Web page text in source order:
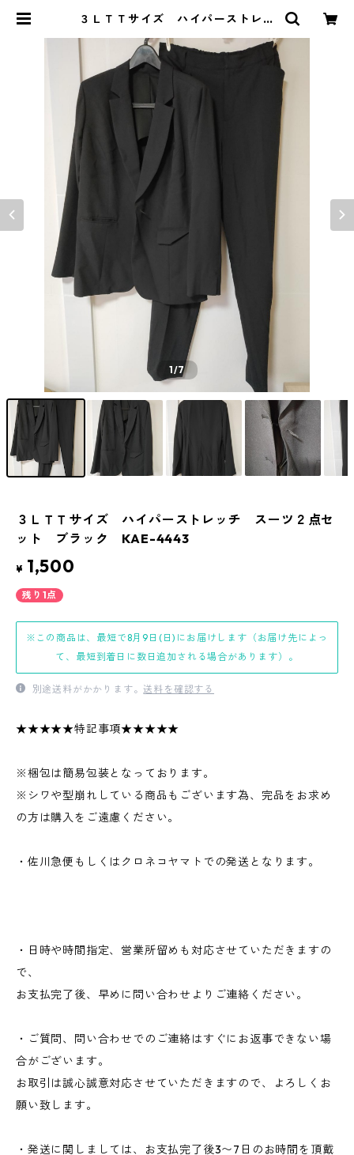
３ＬＴＴサイズ ハイパーストレッ
KAE-4443 | DOLUCK PRODUC
1/7
３ＬＴＴサイズ ハイパーストレッチ スーツ２点セ
ット ブラック KAE-4443
¥ 1,500
残り1点
※この商品は、最短で8月9日(日)にお届けします（お届け先によっ
て、最短到着日に数日追加される場合があります）。
別途送料がかかります。送料を確認する
★★★★★特記事項★★★★★
※梱包は簡易包装となっております。
※シワや型崩れしている商品もございます為、完品をお求め
の方は購入をご遠慮ください。
・佐川急便もしくはクロネコヤマトでの発送となります。
・日時や時間指定、営業所留めも対応させていただきますの
で、
お支払完了後、早めに問い合わせよりご連絡ください。
・ご質問、問い合わせでのご連絡はすぐにお返事できない場
合がございます。
お取引は誠心誠意対応させていただきますので、よろしくお
願い致します。
・発送に関しましては、お支払完了後3〜7日のお時間を頂戴